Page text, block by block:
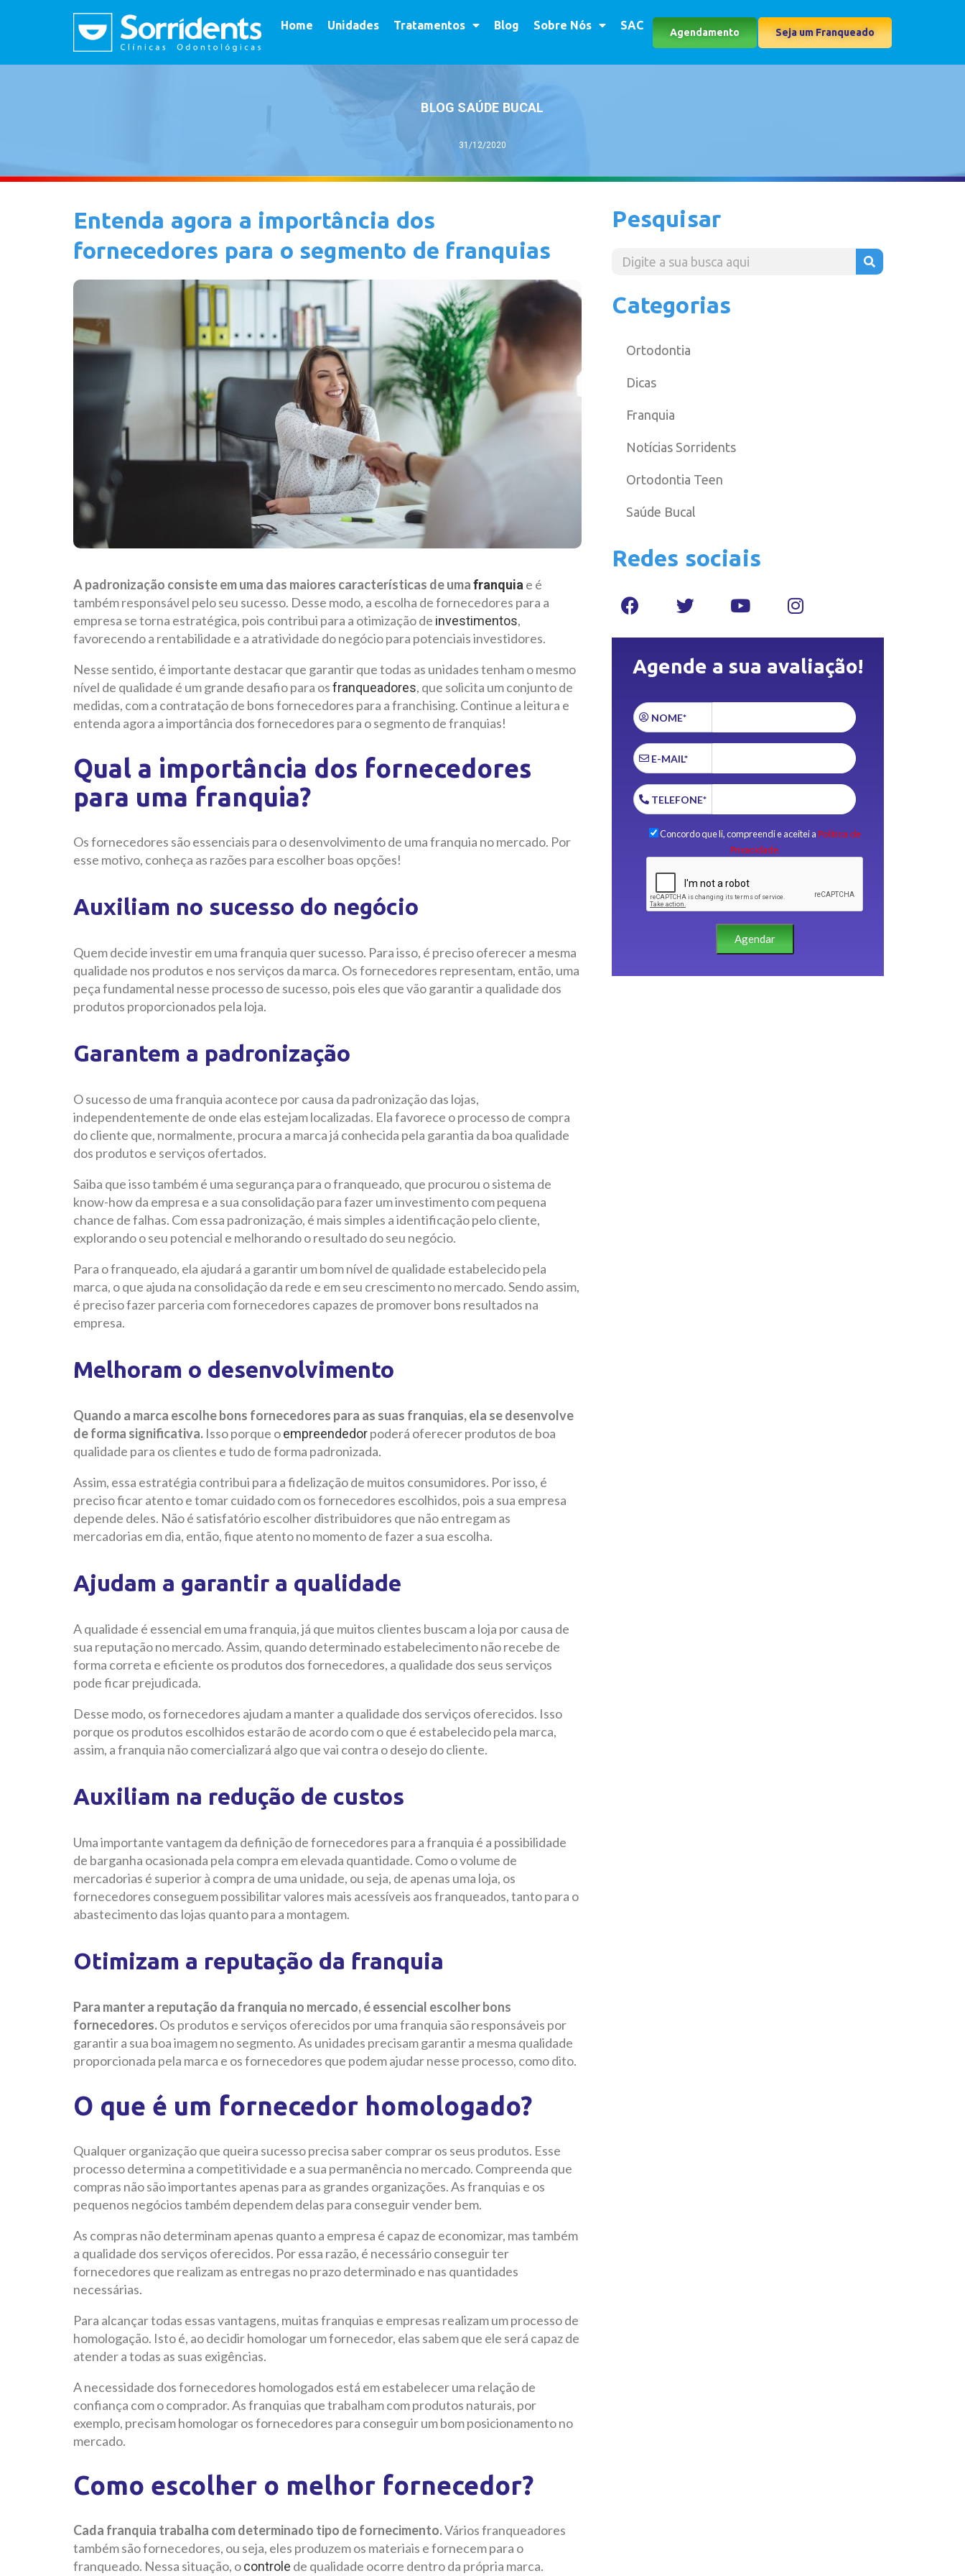
Home Unidades Tratamentos Blog Sobre Nós SAC
Agendamento Seja um Franqueado
BLOG SAÚDE BUCAL
31/12/2020
Entenda agora a importância dos
fornecedores para o segmento de franquias
A padronização consiste em uma das maiores características de umafranquia e é
também responsável pelo seu sucesso. Desse modo, a escolha de fornecedores para a
empresa se torna estratégica, pois contribui para a otimização de investimentos,
favorecendo a rentabilidade e a atratividade do negócio para potenciais investidores.
Nesse sentido, é importante destacar que garantir que todas as unidades tenham o mesmo
nível de qualidade é um grande desafio para osfranqueadores, que solicita um conjunto de
medidas, com a contratação de bons fornecedores para a franchising. Continue a leitura e
entenda agora a importância dos fornecedores para o segmento de franquias!
Qual a importância dos fornecedores
para uma franquia?
Os fornecedores são essenciais para o desenvolvimento de uma franquia no mercado. Por
esse motivo, conheça as razões para escolher boas opções!
Auxiliam no sucesso do negócio
Quem decide investir em uma franquia quer sucesso. Para isso, é preciso oferecer a mesma
qualidade nos produtos e nos serviços da marca. Os fornecedores representam, então, uma
peça fundamental nesse processo de sucesso, pois eles que vão garantir a qualidade dos
produtos proporcionados pela loja.
Garantem a padronização
O sucesso de uma franquia acontece por causa da padronização das lojas,
independentemente de onde elas estejam localizadas. Ela favorece o processo de compra
do cliente que, normalmente, procura a marca já conhecida pela garantia da boa qualidade
dos produtos e serviços ofertados.
Saiba que isso também é uma segurança para o franqueado, que procurou o sistema de
know-how da empresa e a sua consolidação para fazer um investimento com pequena
chance de falhas. Com essa padronização, é mais simples a identificação pelo cliente,
explorando o seu potencial e melhorando o resultado do seu negócio.
Para o franqueado, ela ajudará a garantir um bom nível de qualidade estabelecido pela
marca, o que ajuda na consolidação da rede e em seu crescimento no mercado. Sendo assim,
é preciso fazer parceria com fornecedores capazes de promover bons resultados na
empresa.
Melhoram o desenvolvimento
Quando a marca escolhe bons fornecedores para as suas franquias, ela se desenvolve
de forma significativa. Isso porque oempreendedorpoderá oferecer produtos de boa
qualidade para os clientes e tudo de forma padronizada.
Assim, essa estratégia contribui para a fidelização de muitos consumidores. Por isso, é
preciso ficar atento e tomar cuidado com os fornecedores escolhidos, pois a sua empresa
depende deles. Não é satisfatório escolher distribuidores que não entregam as
mercadorias em dia, então, fique atento no momento de fazer a sua escolha.
Ajudam a garantir a qualidade
A qualidade é essencial em uma franquia, já que muitos clientes buscam a loja por causa de
sua reputação no mercado. Assim, quando determinado estabelecimento não recebe de
forma correta e eficiente os produtos dos fornecedores, a qualidade dos seus serviços
pode ficar prejudicada.
Desse modo, os fornecedores ajudam a manter a qualidade dos serviços oferecidos. Isso
porque os produtos escolhidos estarão de acordo com o que é estabelecido pela marca,
assim, a franquia não comercializará algo que vai contra o desejo do cliente.
Auxiliam na redução de custos
Uma importante vantagem da definição de fornecedores para a franquia é a possibilidade
de barganha ocasionada pela compra em elevada quantidade. Como o volume de
mercadorias é superior à compra de uma unidade, ou seja, de apenas uma loja, os
fornecedores conseguem possibilitar valores mais acessíveis aos franqueados, tanto para o
abastecimento das lojas quanto para a montagem.
Otimizam a reputação da franquia
Para manter a reputação da franquia no mercado, é essencial escolher bons
fornecedores.Os produtos e serviços oferecidos por uma franquia são responsáveis por
garantir a sua boa imagem no segmento. As unidades precisam garantir a mesma qualidade
proporcionada pela marca e os fornecedores que podem ajudar nesse processo, como dito.
O que é um fornecedor homologado?
Qualquer organização que queira sucesso precisa saber comprar os seus produtos. Esse
processo determina a competitividade e a sua permanência no mercado. Compreenda que
compras não são importantes apenas para as grandes organizações. As franquias e os
pequenos negócios também dependem delas para conseguir vender bem.
As compras não determinam apenas quanto a empresa é capaz de economizar, mas também
a qualidade dos serviços oferecidos. Por essa razão, é necessário conseguir ter
fornecedores que realizam as entregas no prazo determinado e nas quantidades
necessárias.
Para alcançar todas essas vantagens, muitas franquias e empresas realizam um processo de
homologação. Isto é, ao decidir homologar um fornecedor, elas sabem que ele será capaz de
atender a todas as suas exigências.
A necessidade dos fornecedores homologados está em estabelecer uma relação de
confiança com o comprador. As franquias que trabalham com produtos naturais, por
exemplo, precisam homologar os fornecedores para conseguir um bom posicionamento no
mercado.
Como escolher o melhor fornecedor?
Cada franquia trabalha com determinado tipo de fornecimento.Vários franqueadores
também são fornecedores, ou seja, eles produzem os materiais e fornecem para o
franqueado. Nessa situação, ocontrole de qualidade ocorre dentro da própria marca.
Pesquisar
Categorias
Ortodontia
Dicas
Franquia
Notícias Sorridents
Ortodontia Teen
Saúde Bucal
Redes sociais
Agende a sua avaliação!
NOME*
E-MAIL*
TELEFONE*
Concordo que li, compreendi e aceitei aPolítica de
Privacidade.
Agendar